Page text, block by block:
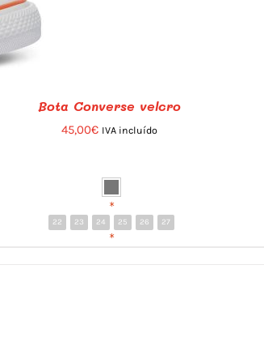
Bota Converse velcro
45,00€ IVA incluído
*
22 23 24 25 26 27
*